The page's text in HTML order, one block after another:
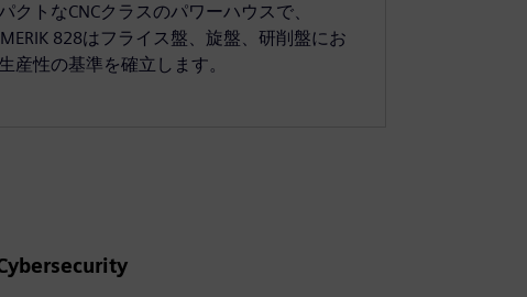
クトなCNCクラスのパワーハウスで、
828はフライス盤、旋盤、研削盤にお
産性の基準を確立します。